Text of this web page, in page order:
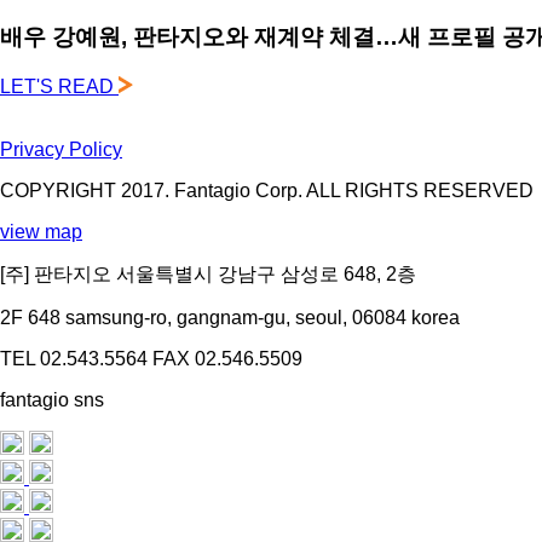
배우 강예원, 판타지오와 재계약 체결…새 프로필 공
LET'S READ
Privacy Policy
COPYRIGHT 2017. Fantagio Corp. ALL RIGHTS RESERVED
view map
[주] 판타지오 서울특별시 강남구 삼성로 648, 2층
2F 648 samsung-ro, gangnam-gu, seoul, 06084 korea
TEL 02.543.5564 FAX 02.546.5509
fantagio sns